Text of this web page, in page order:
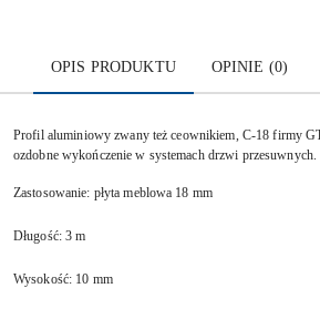
OPIS PRODUKTU OPINIE (0)
Profil aluminiowy zwany też ceownikiem, C-18 firmy
ozdobne wykończenie w systemach drzwi przesuwnych.
Zastosowanie: płyta meblowa 18 mm
Długość: 3 m
Wysokość: 10 mm